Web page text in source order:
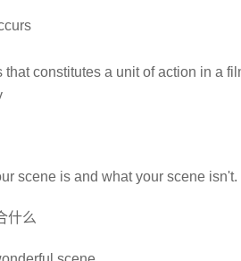
constitutes a unit of action in a
scene is and what your scene isn't.
什么